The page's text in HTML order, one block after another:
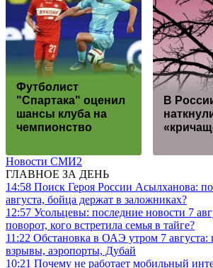
Футболист
"Спартака" оценил
шансы клуба на
чемпионство
В
Новости СМИ2
ГЛАВНОЕ ЗА ДЕНЬ
14:58 Поиск Героя России Асылханова:
августа, бойца держат в заложниках?
12:57 Усольцевы: последние новости 7
поворот, кого встретила семья в тайге?
11:22 Обстановка в ОАЭ утром 7 августа:
взрывы, аэропорты, Дубай
10:21 Почему не работает мобильный